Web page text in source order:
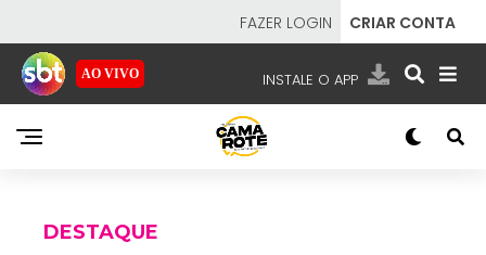
FAZER LOGIN CRIAR CONTA
AO VIVO INSTALE O APP
EMISSORAS
DESTAQUE